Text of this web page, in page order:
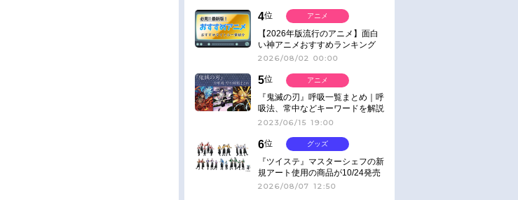
4位
【2026年版流行のアニメ】面白
い神アニメおすすめランキング
【名作・話題作】｜ジャンル別人
2026/08/02 00:00
アニメ
5位
『鬼滅の刃』呼吸一覧まとめ｜呼
吸法、常中などキーワードを解説
2023/06/15 19:00
アニメ
6位
『ツイステ』マスターシェフの新
規アート使用の商品が10/24発売
2026/08/07 12:50
グッズ